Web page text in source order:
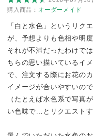
購入商品： オーダーメイド
「白と水色」というリク
が、予想よりも色相や明
それが不満だったわけで
ちらの思い描いているイ
で、注文する際にお花の
イメージが合いやすいの
（たとえば水色系で写真
い色味で…とリクエストす